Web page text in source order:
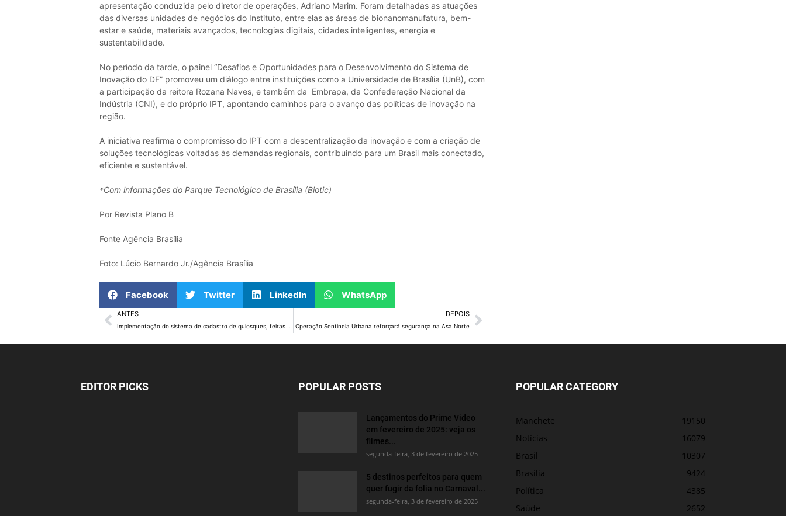
apresentação conduzida pelo diretor de operações, Adriano Marim. Foram detalhadas as atuações
das diversas unidades de negócios do Instituto, entre elas as áreas de bionanomanufatura, bem-
estar e saúde, materiais avançados, tecnologias digitais, cidades inteligentes, energia e
sustentabilidade.
No período da tarde, o painel “Desafios e Oportunidades para o Desenvolvimento do Sistema de
Inovação do DF” promoveu um diálogo entre instituições como a Universidade de Brasília (UnB), com
a participação da reitora Rozana Naves, e também da Embrapa, da Confederação Nacional da
Indústria (CNI), e do próprio IPT, apontando caminhos para o avanço das políticas de inovação na
região.
A iniciativa reafirma o compromisso do IPT com a descentralização da inovação e com a criação de
soluções tecnológicas voltadas às demandas regionais, contribuindo para um Brasil mais conectado,
eficiente e sustentável.
*Com informações do Parque Tecnológico de Brasília (Biotic)
Por Revista Plano B
Fonte Agência Brasília
Foto: Lúcio Bernardo Jr./Agência Brasília
Facebook Twitter LinkedIn WhatsApp
ANTES
Implementação do sistema de cadastro de quiosques, feiras e mobiliários urbanos é discutida
DEPOIS
Operação Sentinela Urbana reforçará segurança na Asa Norte
EDITOR PICKS POPULAR POSTS
Lançamentos do Prime Video
em fevereiro de 2025: veja os
filmes...
segunda-feira, 3 de fevereiro de 2025
5 destinos perfeitos para quem
quer fugir da folia no Carnaval...
segunda-feira, 3 de fevereiro de 2025
POPULAR CATEGORY
Manchete
19150
Notícias
16079
Brasil
10307
Brasília
9424
Política
4385
Saúde
2652